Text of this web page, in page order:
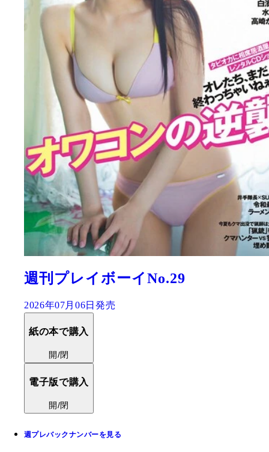
週刊プレイボーイNo.29
2026年07月06日発売
紙の本で購入
開/閉
電子版で購入
開/閉
週プレバックナンバーを見る